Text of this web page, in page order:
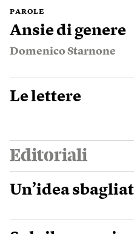
PAROLE
Ansie di genere
Domenico Starnone
Le lettere
Editoriali
Un’idea